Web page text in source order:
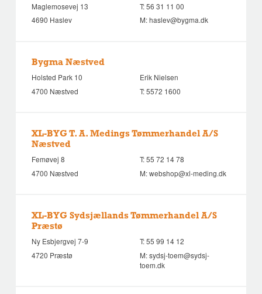
Maglemosevej 13
4690 Haslev
T:56 31 11 00
M:haslev@bygma.dk
Bygma Næstved
Holsted Park 10
4700 Næstved
Erik Nielsen
T:5572 1600
XL-BYG T. A. Medings Tømmerhandel A/S
Næstved
Femøvej 8
4700 Næstved
T:55 72 14 78
M:webshop@xl-meding.dk
XL-BYG Sydsjællands Tømmerhandel A/S
Præstø
Ny Esbjergvej 7-9
4720 Præstø
T:55 99 14 12
M:sydsj-toem@sydsj-
toem.dk